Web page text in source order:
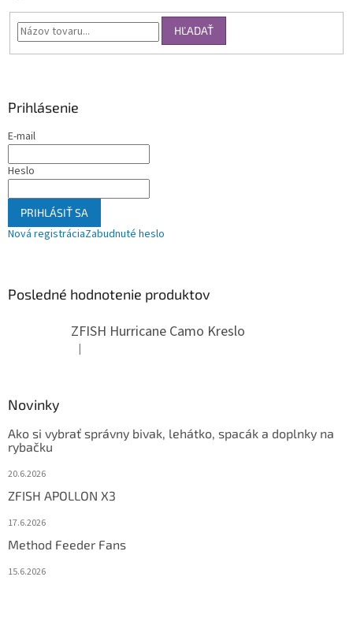
HĽADAŤ
Prihlásenie
E-mail
Heslo
PRIHLÁSIŤ SA
Nová registráciaZabudnuté heslo
Posledné hodnotenie produktov
ZFISH Hurricane Camo Kreslo
Hodnotenie produktu je 5 z 5 hviezdičiek.
|
Novinky
Ako si vybrať správny bivak, lehátko, spacák a doplnky na
rybačku
20.6.2026
ZFISH APOLLON X3
17.6.2026
Method Feeder Fans
15.6.2026